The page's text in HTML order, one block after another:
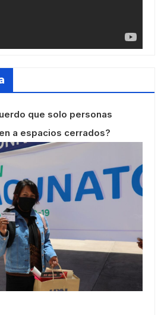
que solo personas
a espacios cerrados?